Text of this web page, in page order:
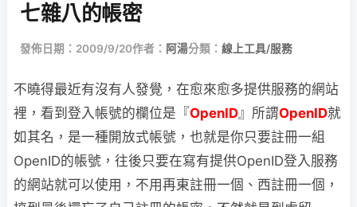
七雜八的帳密
發佈日期：2009/9/20作者： 阿湯分類： 線上工具/服務
不曉得最近有沒有人發覺，在愈來愈多提供服務的網站
裡，看到登入帳號的欄位是『OpenID』所謂OpenID就
如其名，是一種開放式帳號，也就是你只要註冊一組
OpenID的帳號，往後只要在寫有提供OpenID登入服務
的網站就可以使用，不用再東註冊一個、西註冊一個，